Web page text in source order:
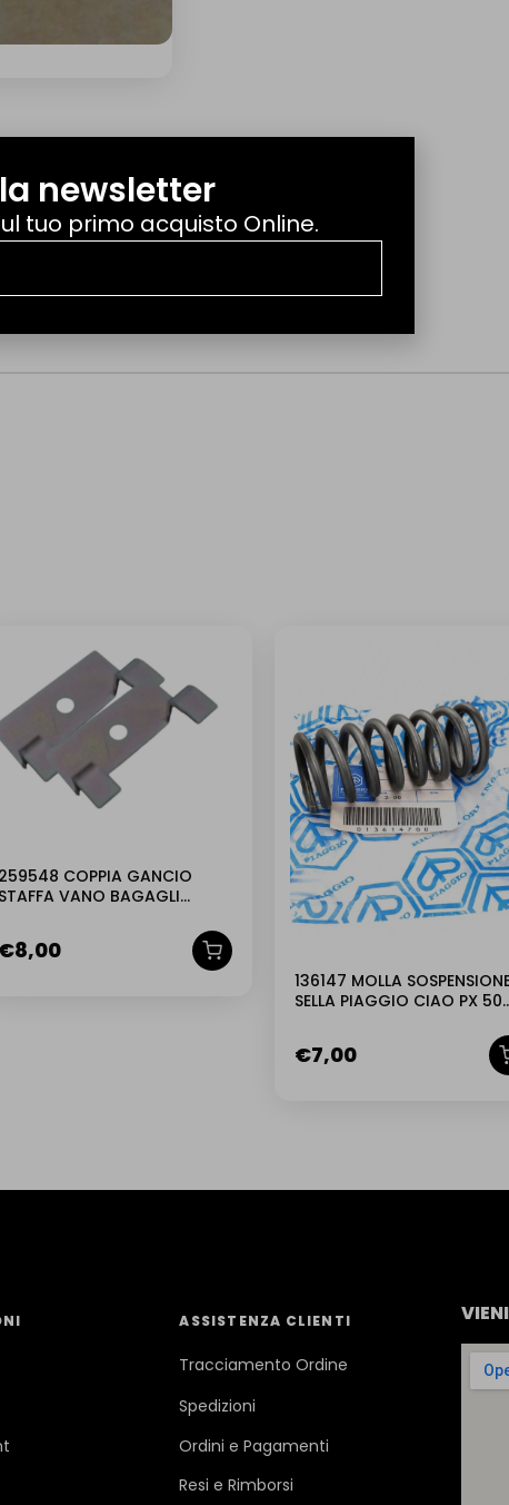
259548 COPPIA GANCIO
STAFFA VANO BAGAGLI
PIAGGIO FREE 50 – 100 cc
€8,00
136147 MOLLA
SELLA PIAGGIO CIAO PX 50
€7,00
ASSISTENZA CLIENTI
Tracciamento Ordine
Spedizioni
Ordini e Pagamenti
Resi e Rimborsi
newsletter
tuo primo acquisto Online.